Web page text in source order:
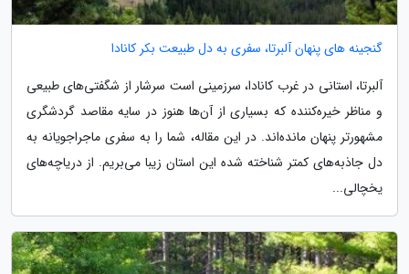
گنجینه های پنهان آلبرتا، سفری به دل طبیعت بکر کانادا
آلبرتا، استانی در غرب کانادا، سرزمینی است سرشار از شگفتی‌های طبیعی
و مناظر خیره‌کننده که بسیاری از آن‌ها هنوز در سایه مقاصد گردشگری
مشهورتر پنهان مانده‌اند. در این مقاله، شما را به سفری ماجراجویانه به
دل جاذبه‌های کمتر شناخته شده این استان زیبا می‌بریم. از دریاچه‌های
یخچالی...